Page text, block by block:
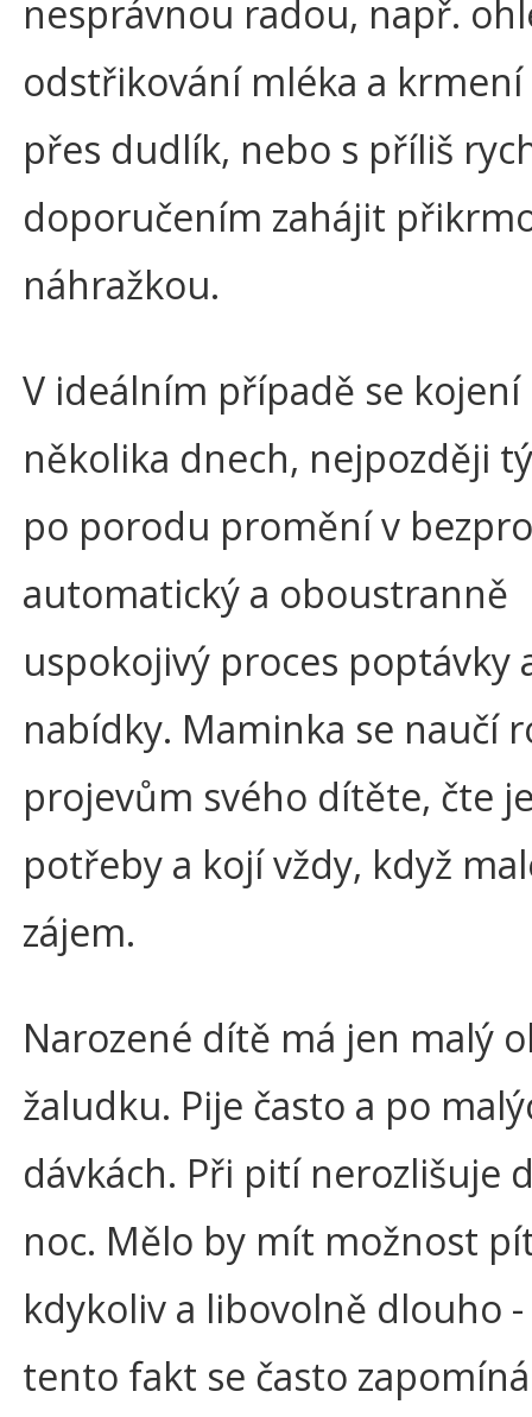
nesprávnou radou, např.
odstřikování mléka a krmení
přes dudlík, nebo s příliš
doporučením zahájit
náhražkou.
V ideálním případě se kojení
několika dnech, nejpozději
po porodu promění v
automatický a oboustranně
uspokojivý proces poptávky
nabídky. Maminka se naučí
projevům svého dítěte, čte
potřeby a kojí vždy, když
zájem.
Narozené dítě má jen malý
žaludku. Pije často a po
dávkách. Při pití nerozlišuje
noc. Mělo by mít možnost
kdykoliv a libovolně dlouho
tento fakt se často